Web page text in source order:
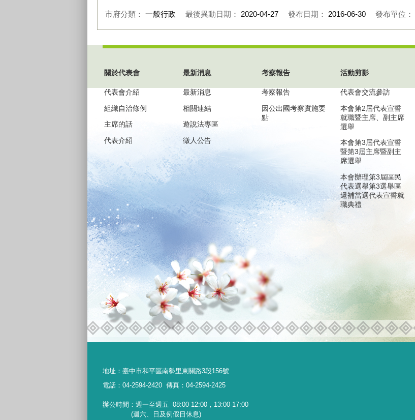
市府分類： 一般行政 最後異動日期： 2020-04-27 發布日期： 2016-06-30 發布單位：
關於代表會
代表會介紹
組織自治條例
主席的話
代表介紹
最新消息
最新消息
相關連結
遊說法專區
徵人公告
考察報告
考察報告
因公出國考察實施要
點
活動剪影
代表會交流參訪
本會第2屆代表宣誓
就職暨主席、副主席
選舉
本會第3屆代表宣誓
暨第3屆主席暨副主
席選舉
本會辦理第3屆區民
代表選舉第3選舉區
遞補當選代表宣誓就
職典禮
地址： 臺中市和平區南勢里東關路3段156號
電話：04-2594-2420 傳真：04-2594-2425
辦公時間：週一至週五 08:00-12:00，13:00-17:00
(週六、日及例假日休息)